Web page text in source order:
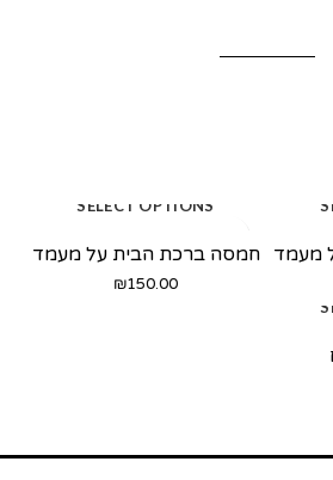
מעמד
SELECT OPTIONS
חמסה ברכת הבית על מעמד
₪150.00